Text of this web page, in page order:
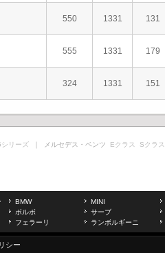
550 1331 131
555 1331 179
324 1331 151
シリーズ ｜ メルセデス・ベンツ Eクラス Sクラス
BMW
MINI
ボルボ
サーブ
フェラーリ ランボルギーニ
シー